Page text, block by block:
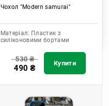
Чохол "Modern samurai"
Матеріал: Пластик з
силіконовими бортами
530₴
490 ₴ Купити